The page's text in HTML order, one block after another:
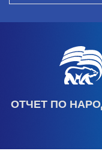
ОТЧЕТ ПО